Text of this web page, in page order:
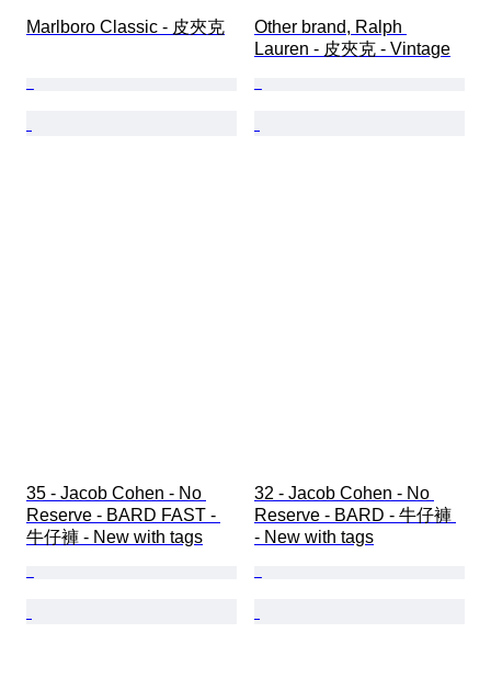
Marlboro Classic - 皮夾克
Other brand, Ralph
Lauren - 皮夾克 - Vintage
35 - Jacob Cohen - No
Reserve - BARD FAST -
牛仔褲 - New with tags
32 - Jacob Cohen - No
Reserve - BARD - 牛仔褲
- New with tags